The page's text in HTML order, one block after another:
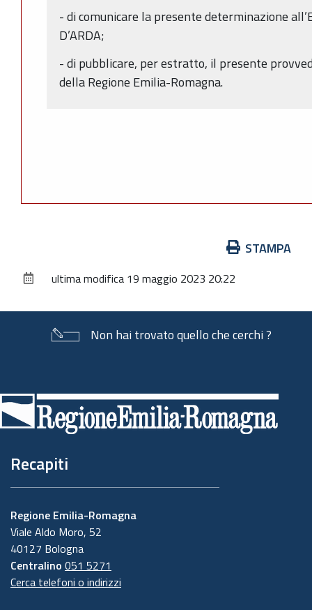
- di comunicare la presente determinazione
D’ARDA;
- di pubblicare, per estratto, il presente
della Regione Emilia-Romagna.
documento
STAMPA
ultima modifica 19 maggio 2023 20:22
Non hai trovato quello che cerchi ?
di
pagina
Recapiti
Regione Emilia-Romagna
Viale Aldo Moro, 52
40127 Bologna
Centralino 051 5271
Cerca telefoni o indirizzi